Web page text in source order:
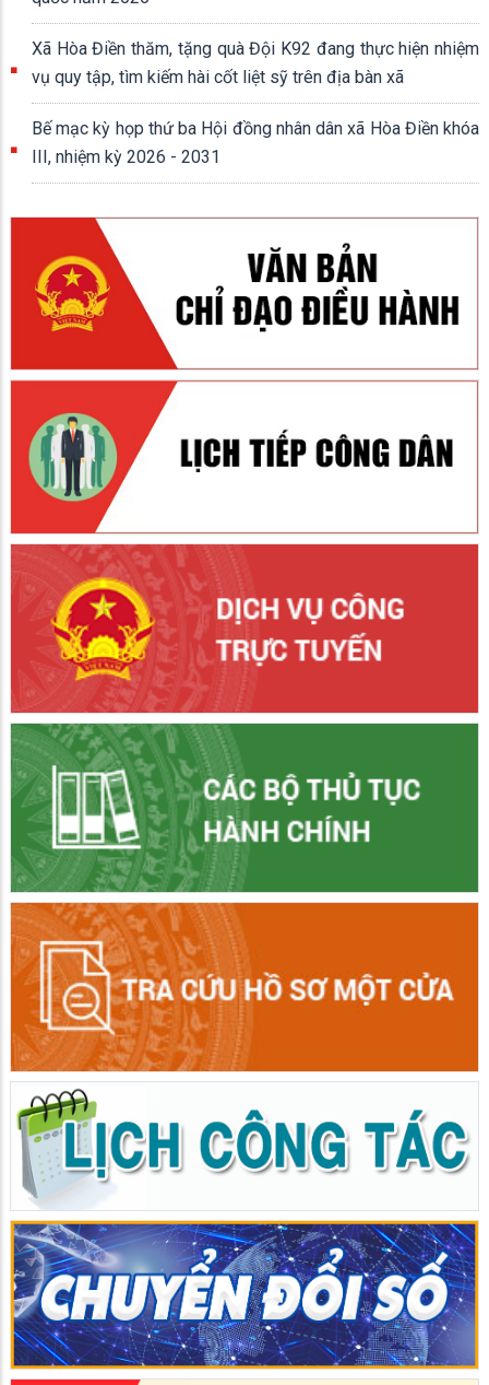
Xã Hòa Điền thăm, tặng quà Đội K92 đang thực hiện nhiệm
vụ quy tập, tìm kiếm hài cốt liệt sỹ trên địa bàn xã
Bế mạc kỳ họp thứ ba Hội đồng nhân dân xã Hòa Điền khóa
III, nhiệm kỳ 2026 - 2031